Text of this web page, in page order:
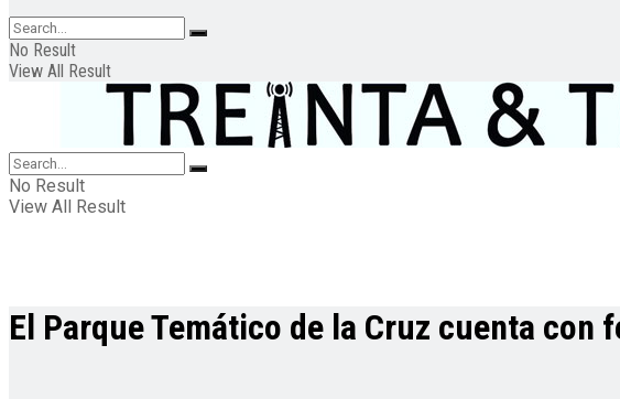
No Result
View All Result
No Result
View All Result
El Parque Temático de la Cruz cuenta con